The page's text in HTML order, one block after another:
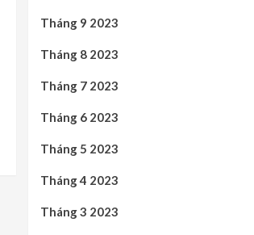
Tháng 9 2023
Tháng 8 2023
Tháng 7 2023
Tháng 6 2023
Tháng 5 2023
Tháng 4 2023
Tháng 3 2023